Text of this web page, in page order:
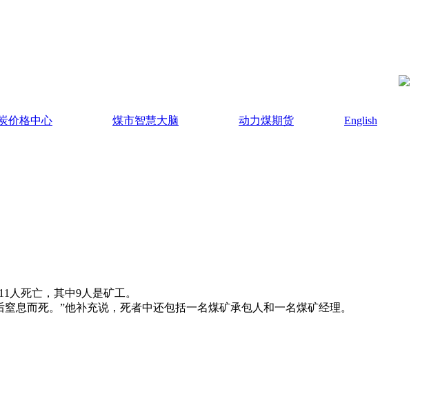
价格中心 煤市智慧大脑 动力煤期货
English
死亡，其中9人是矿工。
而死。”他补充说，死者中还包括一名煤矿承包人和一名煤矿经理。